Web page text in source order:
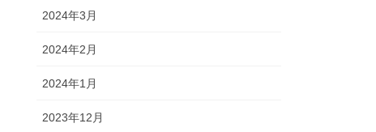
2024年3月
2024年2月
2024年1月
2023年12月